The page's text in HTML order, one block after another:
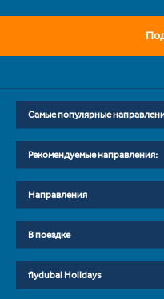
Самые популярные
Рекомендуемые направления:
Направления
В поездке
flydubai Holidays